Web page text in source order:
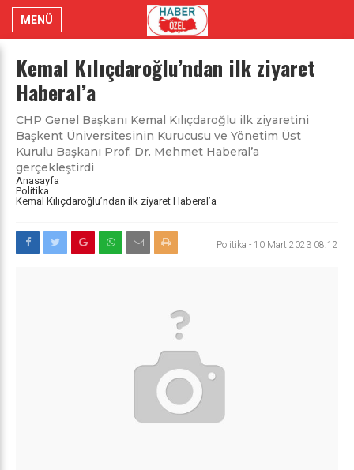
MENÜ
Kemal Kılıçdaroğlu’ndan ilk ziyaret
Haberal’a
CHP Genel Başkanı Kemal Kılıçdaroğlu ilk ziyaretini
Başkent Üniversitesinin Kurucusu ve Yönetim Üst
Kurulu Başkanı Prof. Dr. Mehmet Haberal’a
gerçekleştirdi
Anasayfa
Politika
Kemal Kılıçdaroğlu’ndan ilk ziyaret Haberal’a
Politika - 10 Mart 2023 08:12